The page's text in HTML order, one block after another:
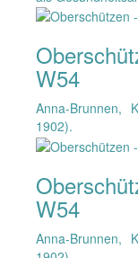
W54
Anna-Brunnen,
1902).
W54
Anna-Brunnen,